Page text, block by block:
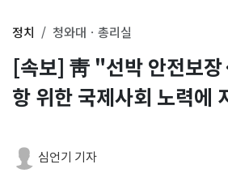
정치 청와대ㆍ총리실
[속보] 靑 "선박 안전보장
항 위한 국제사회 노력에
심언기 기자